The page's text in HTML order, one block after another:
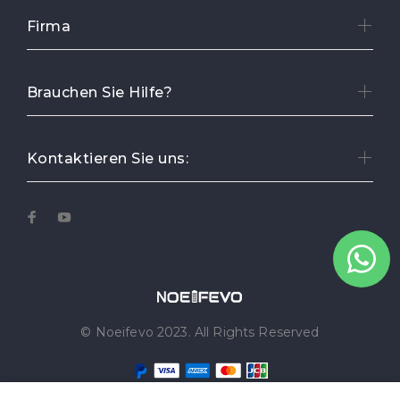
Kontaktieren Sie uns:
Firma
Brauchen Sie Hilfe?
© Noeifevo 2023. All Rights Reserved